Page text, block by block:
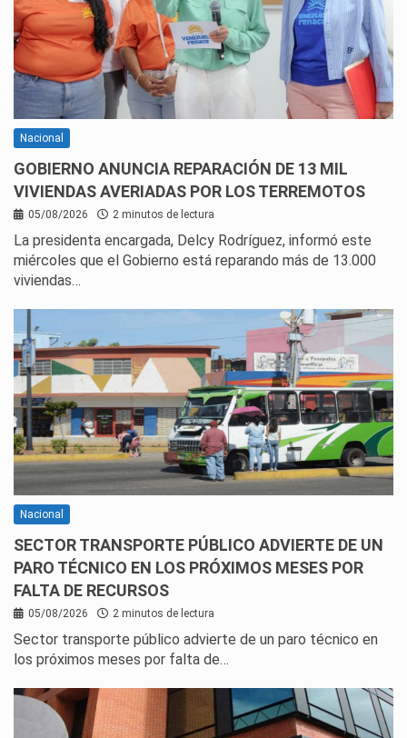
Nacional
GOBIERNO ANUNCIA REPARACIÓN DE 13 MIL
VIVIENDAS AVERIADAS POR LOS TERREMOTOS
05/08/2026 2 minutos de lectura
La presidenta encargada, Delcy Rodríguez, informó este
miércoles que el Gobierno está reparando más de 13.000
viviendas…
Nacional
SECTOR TRANSPORTE PÚBLICO ADVIERTE DE UN
PARO TÉCNICO EN LOS PRÓXIMOS MESES POR
FALTA DE RECURSOS
05/08/2026 2 minutos de lectura
Sector transporte público advierte de un paro técnico en
los próximos meses por falta de…